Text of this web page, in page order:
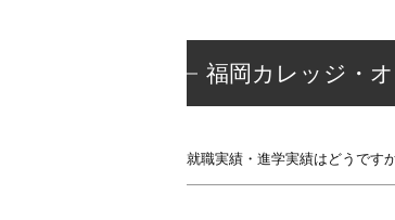
福岡カレッジ・
就職実績・進学実績はどうです